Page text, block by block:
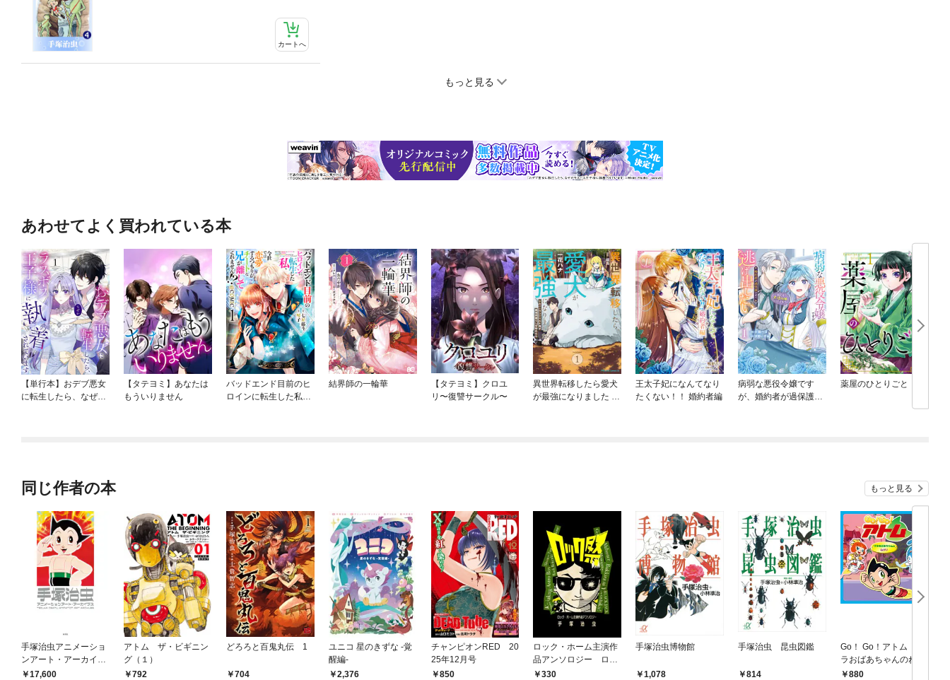
カートへ
もっと見る
あわせてよく買われている本
【単行本】おデブ悪女
に転生したら、なぜか
【タテヨミ】あなたは
もういりません
バッドエンド目前のヒ
ロインに転生した私、
結界師の一輪華
【タテヨミ】クロユ
リ〜復讐サークル〜
異世界転移したら愛犬
が最強になりました ～
王太子妃になんてなり
たくない！！ 婚約者編
病弱な悪役令嬢です
が、婚約者が過保護す
薬屋のひとりごと
同じ作者の本 もっと見る
手塚治虫アニメーショ
ンアート・アーカイブ
ス17,600
アトム ザ・ビギニン
グ（１）
792
どろろと百鬼丸伝 1
704
ユニコ 星のきずな -覚
醒編-
2,376
チャンピオンRED 20
25年12月号
850
ロック・ホーム主演作
品アンソロジー ロッ
ク祭（フェスティバ
330
手塚治虫博物館
1,078
手塚治虫 昆虫図鑑
814
Go！ Go！アトム ザ
ラおばあちゃんのねが
い880